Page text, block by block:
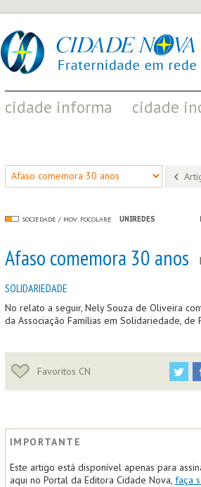
cidade
nova
UM
PROJETO
PELA
FRATERNIDADE
cidade informa cidade
SOCIEDADE / MOV. FOCOLARE UNIREDES
Afaso comemora 30 anos
SOLIDARIEDADE
No relato a seguir, Nely Souza de Oliveira
da Associação Famílias em Solidariedade, de
Favoritos CN
IMPORTANTE
Este artigo está disponível apenas para
aqui no Portal da Editora Cidade Nova, faça